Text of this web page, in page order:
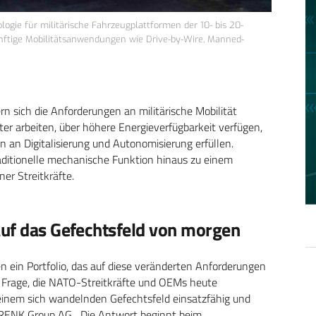
für militärische Fahrzeugplattformen der 10- bis 20-
Mobilitätsanwendungen wie Drive-by-Wire, Manned-
sich die Anforderungen an militärische Mobilität
arbeiten, über höhere Energieverfügbarkeit verfügen,
an Digitalisierung und Autonomisierung erfüllen.
mechanische Funktion hinaus zu einem
Streitkräfte.
das Gefechtsfeld von morgen
Portfolio, das auf diese veränderten Anforderungen
die NATO-Streitkräfte und OEMs heute
sich wandelnden Gefechtsfeld einsatzfähig und